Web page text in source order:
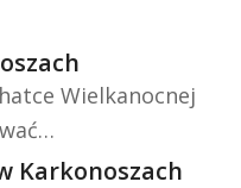
Wielkanocnej
Karkonoszach